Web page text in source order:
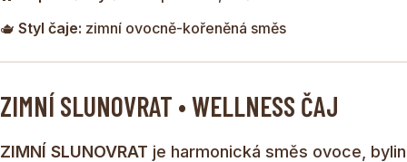
🫖 Styl čaje: zimní ovocně-kořeněná směs
ZIMNÍ SLUNOVRAT • WELLNESS ČAJ
ZIMNÍ SLUNOVRAT je harmonická směs ovoce, bylin